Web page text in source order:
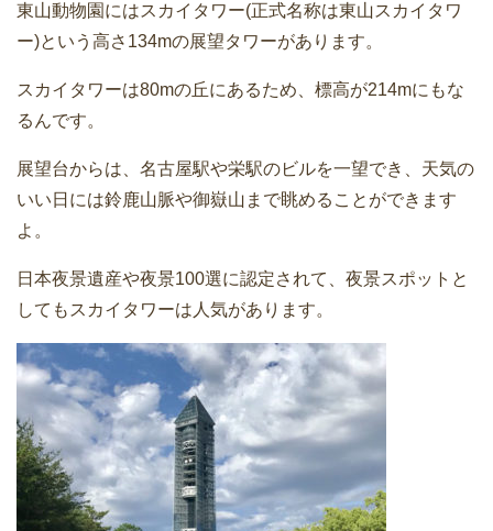
東山動物園にはスカイタワー(正式名称は東山スカイタワ
ー)という高さ134mの展望タワーがあります。
スカイタワーは80mの丘にあるため、標高が214mにもな
るんです。
展望台からは、名古屋駅や栄駅のビルを一望でき、天気の
いい日には鈴鹿山脈や御嶽山まで眺めることができます
よ。
日本夜景遺産や夜景100選に認定されて、夜景スポットと
してもスカイタワーは人気があります。